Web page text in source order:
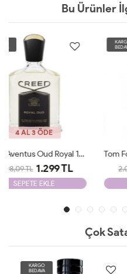
Bu Ürünler
KARGO
BEDAVA
4 AL 3 ÖDE
Tom Ford Noir EDP 100ml Parfüm Man Tester
2.098,87 TL 1.199 TL
SEPETE EKLE
Çok
KARGO
BEDAVA